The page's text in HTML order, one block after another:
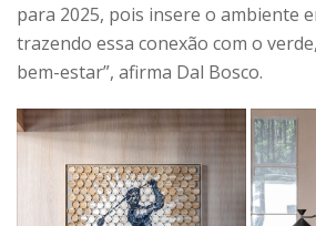
para 2025, pois insere o ambiente
trazendo essa conexão com o
bem-estar”, afirma Dal Bosco.